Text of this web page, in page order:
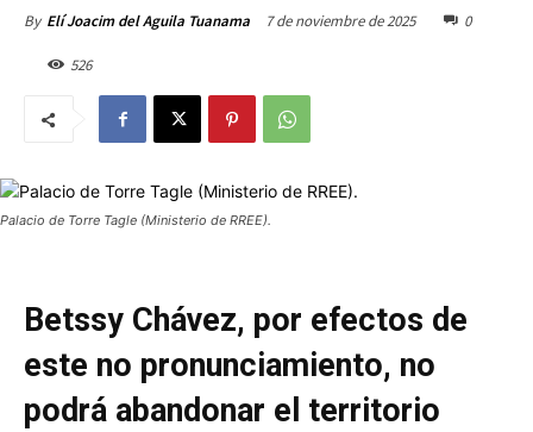
By Elí Joacim del Aguila Tuanama 7 de noviembre de 2025 0
526
Palacio de Torre Tagle (Ministerio de RREE).
Betssy Chávez, por efectos de
este no pronunciamiento, no
podrá abandonar el territorio